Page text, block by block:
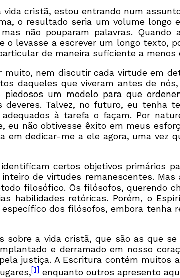
cristã, estou entrando num
o resultado seria um volume longo
não pouparam palavras.
o levasse a escrever um longo texto,
de maneira suficiente a menos
nem discutir cada virtude em
daqueles que viveram antes de
um modelo para que
deveres. Talvez, no futuro, eu tenha
à tarefa o façam. Por
não obtivesse êxito em meus
em dedicar-me a ele agora, uma vez
certos objetivos primários
de virtudes remanescentes.
filosófico. Os filósofos, querendo
habilidades retóricas. Porém, o
dos filósofos, embora tenha
sobre a vida cristã, que são as que
e derramado em nosso
justiça. A Escritura contém muitos
[1] enquanto outros apresento